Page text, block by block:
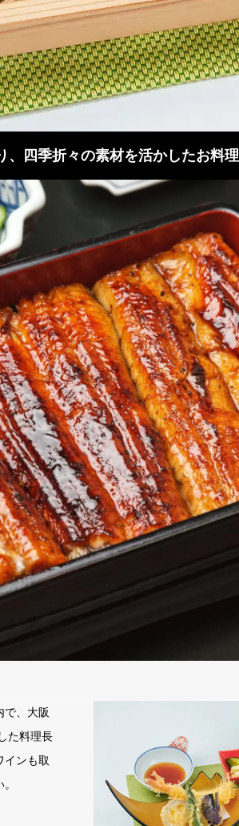
、四季折々の素材を活かしたお料理
で、大阪
た料理長
インも取